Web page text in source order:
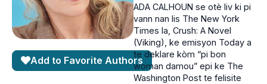
Add to Favorite Authors
ADA CALHOUN se otè liv ki pi
vann nan lis The New York
Times la, Crush: A Novel
(Viking), ke emisyon Today a
te deklare kòm “pi bon
woman damou” epi ke The
Washington Post te felisite